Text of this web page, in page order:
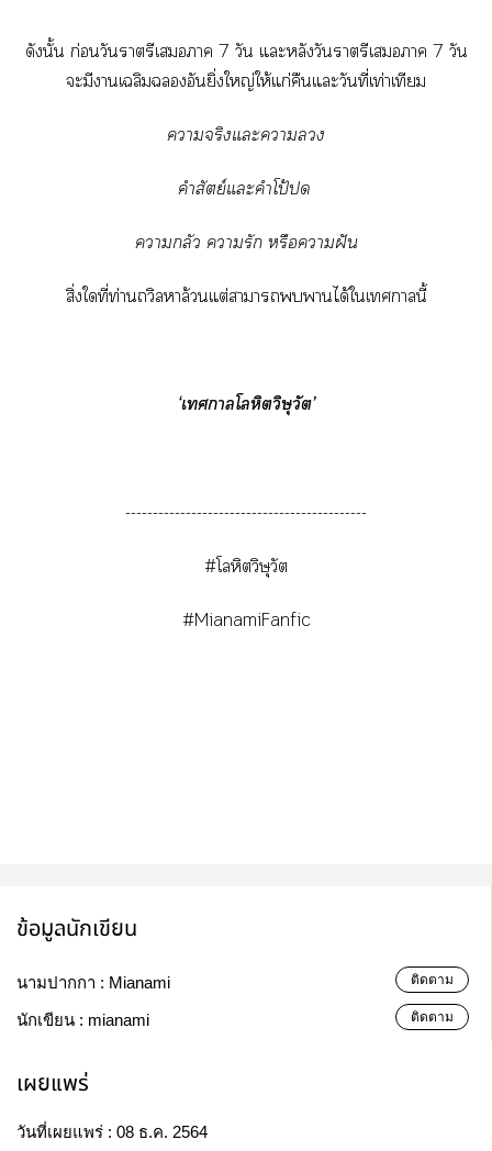
ดังนั้น ก่อนวันราตรีเา 7 วัน แะหลังวันราตรีเา 7 วัน
ะมีาเฉลิมอันยิ่งใหญ่ให้แก่คืนแะวันที่เท่าเทียม
าจริงแะา
คำสัตย์แะคำโป้ปด
ากลัว ารัก หรือาฝัน
สิ่งใที่ท่านถวิลาล้วนแต่าาาได้ใเานี้
‘เาโลหิตวิษุวัต’
--------------------------------------------
#โลหิตวิษุวัต
#MianamiFanfic
ข้อมูลนักเขียน
นามปากกา : Mianami ติดตาม
นักเขียน : mianami ติดตาม
เผยแพร่
วันที่เผยแพร่ : 08 ธ.ค. 2564